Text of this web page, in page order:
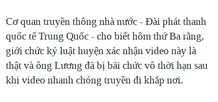
Cơ quan truyền thông nhà nước - Đài phát thanh
quốc tế Trung Quốc - cho biết hôm thứ Ba rằng,
giới chức kỷ luật huyện xác nhận video này là
thật và ông Lương đã bị bãi chức vô thời hạn sau
khi video nhanh chóng truyền đi khắp nơi.